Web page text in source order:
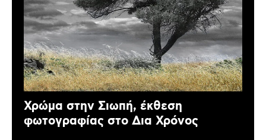
Χρώμα στην Σιωπή, έκθεση
φωτογραφίας στο Δια Χρόνος